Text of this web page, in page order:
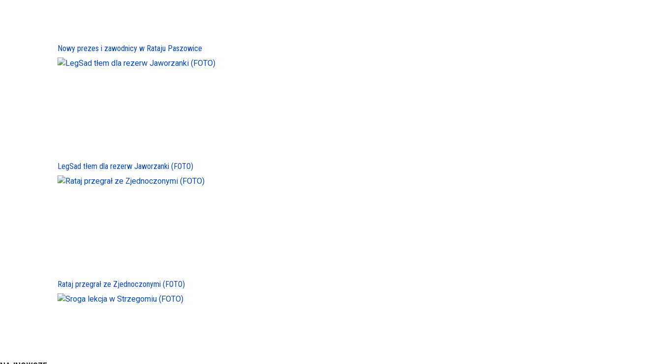
Nowy prezes i zawodnicy w Rataju Paszowice
LegSad tłem dla rezerw Jaworzanki (FOTO)
Rataj przegrał ze Zjednoczonymi (FOTO)